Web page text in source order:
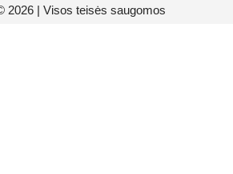
2026 | Visos teisės saugomos